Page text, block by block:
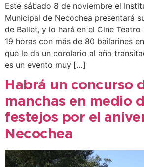
Este sábado 8 de noviembre el
Municipal de Necochea presentará
de Ballet, y lo hará en el Cine
19 horas con más de 80 bailarines
que le da un corolario al año
es un evento muy […]
Habrá un concurso
manchas en medio
festejos por el
Necochea